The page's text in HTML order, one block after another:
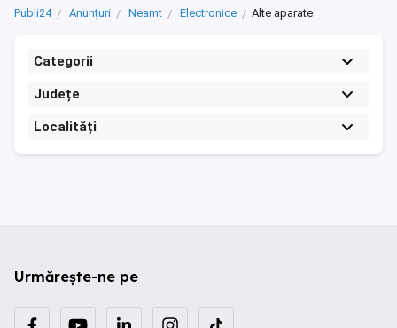
Publi24 Anunțuri Neamt Electronice Alte aparate
Categorii
Județe
Localități
Urmărește-ne pe